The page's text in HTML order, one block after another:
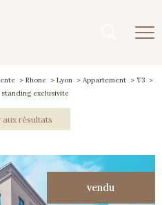
Rhone Lyon Appartement
T3
exclusivite
résultats
vendu